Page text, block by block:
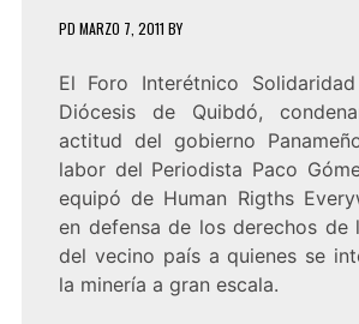
PD MARZO 7, 2011 BY
El Foro Interétnico
Diócesis de Quibdó,
actitud del gobierno
labor del Periodista Paco
equipó de Human Rigths
en defensa de los derechos de
del vecino país a quienes se
la minería a gran escala.